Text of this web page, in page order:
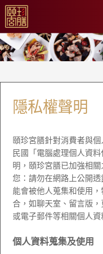
隱私權聲明
頤珍宮膳針對消費者與
民國「電腦處理個人資
明，頤珍宮膳已加強相
您：請勿在網路上公開
能會被他人蒐集和使用
合，如聊天室、留言版
或電子郵件等相關個人資
個人資料蒐集及使用